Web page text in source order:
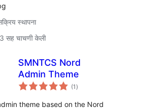
स्थापना
सह चाचणी केली
SMNTCS Nord
Admin Theme
(1 एकूण
मूल्यांकन
)
theme based on the Nord